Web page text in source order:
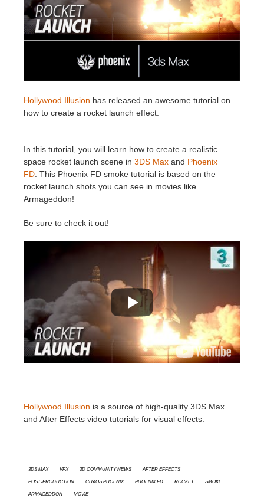
Historial de pagos
2017
Envío de trabajo de SketchUp
Envío de trabajo de Rhino
Redshift
Mental Ray
Maxwell
Modo
Hollywood Illusion has released an awesome tutorial on
how to create a rocket launch effect.
In this tutorial, you will learn how to create a realistic
space rocket launch scene in 3DS Max and Phoenix
FD . This Phoenix FD smoke tutorial is based on the
rocket launch shots you can see in movies like
Armageddon!
Be sure to check it out!
Hollywood Illusion is a source of high-quality 3DS Max
and After Effects video tutorials for visual effects.
3ds Max vfx 3D Community News
After Effects
Post-Production
Chaos Phoenix Phoenix FD Rocket
Smoke
Armageddon
Movie